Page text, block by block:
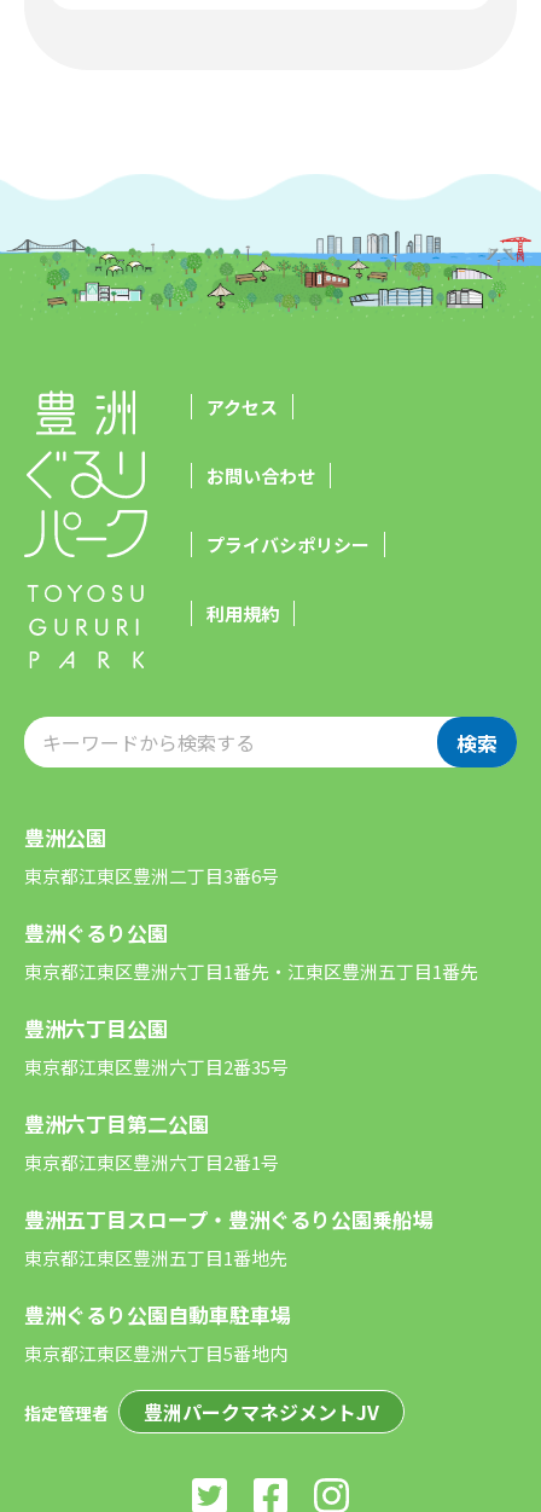
アクセス
お問い合わせ
プライバシポリシー
利用規約
検索
豊洲公園
東京都江東区豊洲二丁目3番6号
豊洲ぐるり公園
東京都江東区豊洲六丁目1番先・江東区豊洲五丁目1番先
豊洲六丁目公園
東京都江東区豊洲六丁目2番35号
豊洲六丁目第二公園
東京都江東区豊洲六丁目2番1号
豊洲五丁目スロープ・豊洲ぐるり公園乗船場
東京都江東区豊洲五丁目1番地先
豊洲ぐるり公園自動車駐車場
東京都江東区豊洲六丁目5番地内
指定管理者 豊洲パークマネジメントJV